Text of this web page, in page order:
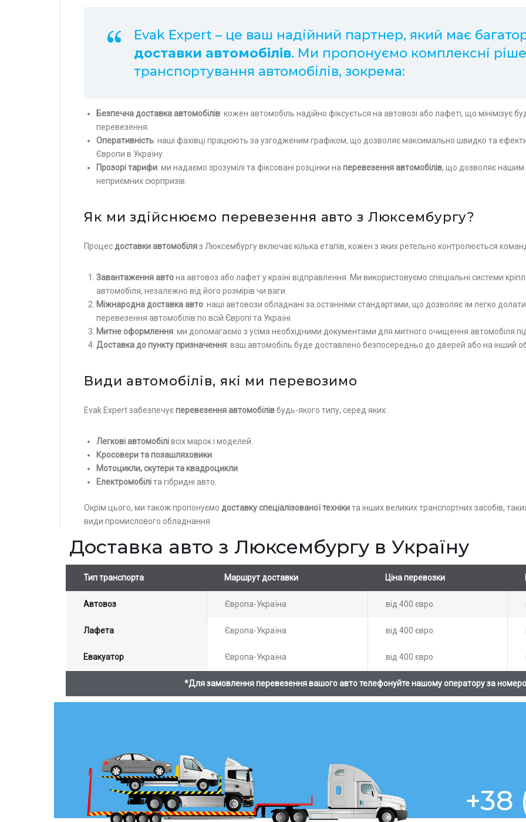
Evak Expert – це ваш надійний партнер, який має
доставки автомобілів. Ми пропонуємо комплексні
транспортування автомобілів, зокрема:
Безпечна доставка автомобілів: кожен автомобіль надійно фіксується на автовозі або лафеті, що мінімізує
перевезення.
Оперативність: наші фахівці працюють за узгодженим графіком, що дозволяє максимально швидко та
Європи в Україну.
Прозорі тарифи: ми надаємо зрозумілі та фіксовані розцінки на перевезення автомобілів, що дозволяє нашим
неприємних сюрпризів.
Як ми здійснюємо перевезення авто з Люксембургу?
Процес доставки автомобіляз Люксембургу включає кілька етапів, кожен з яких ретельно контролюється
Завантаження автона автовоз або лафет у країні відправлення. Ми використовуємо спеціальні системи
автомобіля, незалежно від його розмірів чи ваги.
Міжнародна доставка авто: наші автовози обладнані за останніми стандартами, що дозволяє їм легко
перевезення автомобілів по всій Європі та Україні.
Митне оформлення: ми допомагаємо з усіма необхідними документами для митного очищення автомобіля
Доставка до пункту призначення: ваш автомобіль буде доставлено безпосередньо до дверей або на інший
Види автомобілів, які ми перевозимо
Evak Expert забезпечуєперевезення автомобілівбудь-якого типу, серед яких:
Легкові автомобілівсіх марок і моделей.
Кросовери та позашляховики
Мотоцикли, скутери та квадроцикли
Електромобіліта гібридні авто.
Окрім цього, ми також пропонуємо доставку спеціалізованої технікита інших великих транспортних засобів,
види промислового обладнання.
Доставка авто з Люксембургу в Україну
Тип транспорта Маршрут доставки Ціна перевозки
Автовоз Європа-Україна від 400 євро
Лафета Європа-Україна від 400 євро
Евакуатор Європа-Україна від 400 євро
*Для замовлення перевезення вашого авто телефонуйте нашому оператору за
+38